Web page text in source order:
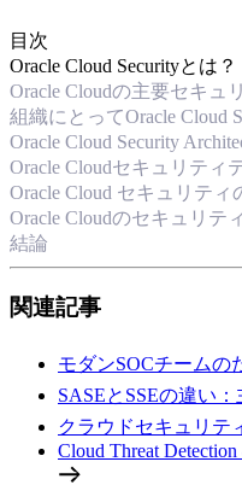
目次
Oracle Cloud Securityとは？
Oracle Cloudの主要セキュ
組織にとってOracle Cloud
Oracle Cloud Security
Oracle Cloudセキュリティ
Oracle Cloud セキュリテ
Oracle Cloudのセキュリテ
結論
関連記事
モダンSOCチームの
SASEとSSEの違い
クラウドセキュリテ
Cloud Threat